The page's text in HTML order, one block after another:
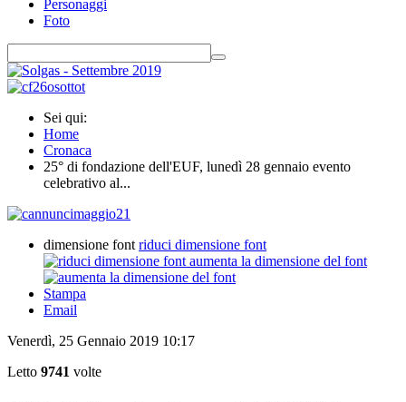
Personaggi
Foto
Sei qui:
Home
Cronaca
25° di fondazione dell'EUF, lunedì 28 gennaio evento
celebrativo al...
dimensione font riduci dimensione font
aumenta la dimensione del font
Stampa
Email
Venerdì, 25 Gennaio 2019 10:17
Letto 9741 volte